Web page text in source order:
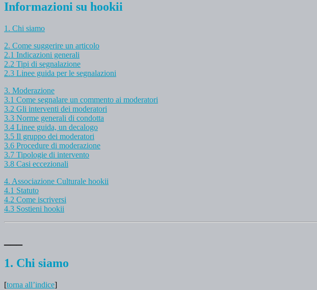
Informazioni su hookii
1. Chi siamo
2. Come suggerire un articolo
2.1 Indicazioni generali
2.2 Tipi di segnalazione
2.3 Linee guida per le segnalazioni
3. Moderazione
3.1 Come segnalare un commento ai moderatori
3.2 Gli interventi dei moderatori
3.3 Norme generali di condotta
3.4 Linee guida, un decalogo
3.5 Il gruppo dei moderatori
3.6 Procedure di moderazione
3.7 Tipologie di intervento
3.8 Casi eccezionali
4. Associazione Culturale hookii
4.1 Statuto
4.2 Come iscriversi
4.3 Sostieni hookii
1. Chi siamo
[torna all’indice]